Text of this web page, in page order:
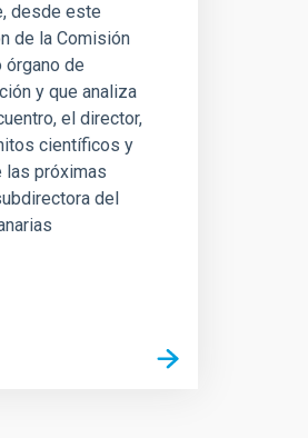
desde este
de la Comisión
de
y que analiza
el director,
científicos y
las próximas
del